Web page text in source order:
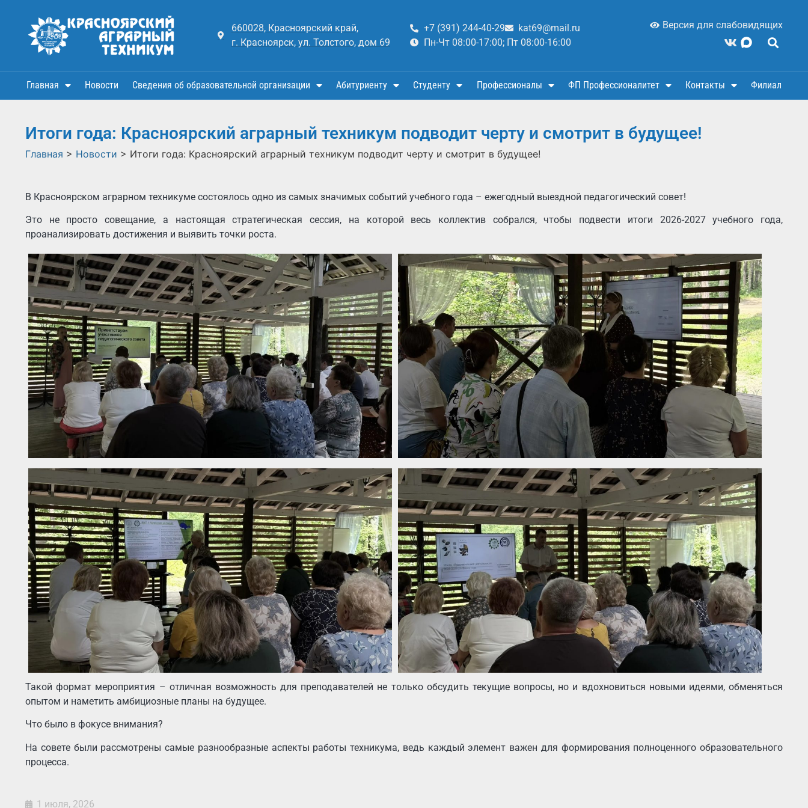
660028, Красноярский край,
г. Красноярск, ул. Толстого, дом 69
+7 (391) 244-40-29
kat69@mail.ru
Пн-Чт 08:00-17:00; Пт 08:00-16:00
Версия для слабовидящих
Главная Новости Сведения об образовательной организации Абитуриенту Студенту Профессионалы ФП Профессионалитет Контакты Филиал
Итоги года: Красноярский аграрный техникум подводит черту и смотрит в будущее!
Главная > Новости > Итоги года: Красноярский аграрный техникум подводит черту и смотрит в будущее!
В Красноярском аграрном техникуме состоялось одно из самых значимых событий учебного года – ежегодный выездной педагогический совет!
Это не просто совещание, а настоящая стратегическая сессия, на которой весь коллектив собрался, чтобы подвести итоги 2026-2027 учебного года,
проанализировать достижения и выявить точки роста.
Такой формат мероприятия – отличная возможность для преподавателей не только обсудить текущие вопросы, но и вдохновиться новыми идеями, обменяться
опытом и наметить амбициозные планы на будущее.
Что было в фокусе внимания?
На совете были рассмотрены самые разнообразные аспекты работы техникума, ведь каждый элемент важен для формирования полноценного образовательного
процесса.
1 июля, 2026